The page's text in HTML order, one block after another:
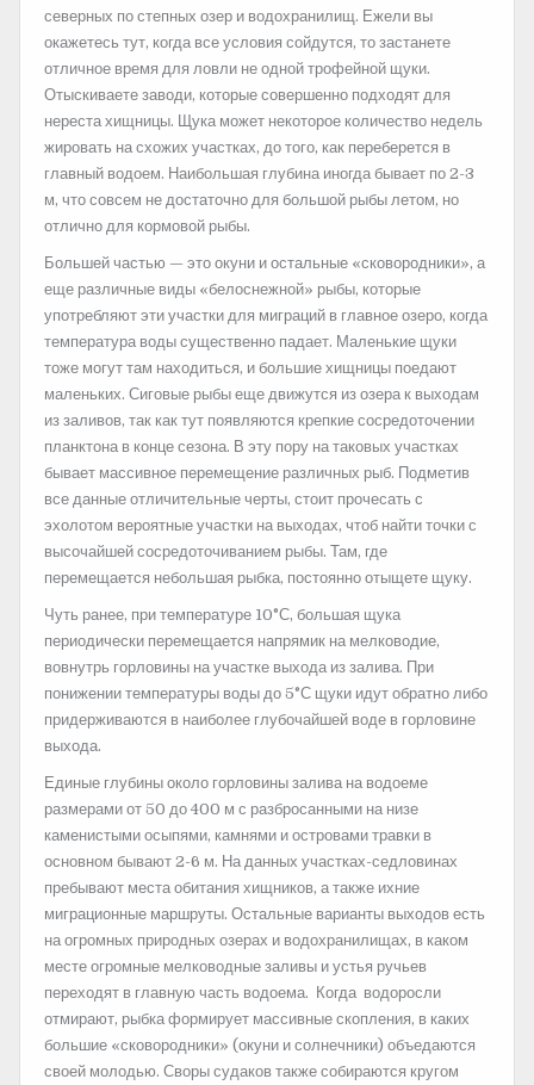
северных по степных озер и водохранилищ. Ежели вы
окажетесь тут, когда все условия сойдутся, то застанете
отличное время для ловли не одной трофейной щуки.
Отыскиваете заводи, которые совершенно подходят для
нереста хищницы. Щука может некоторое количество недель
жировать на схожих участках, до того, как переберется в
главный водоем. Наибольшая глубина иногда бывает по 2-3
м, что совсем не достаточно для большой рыбы летом, но
отлично для кормовой рыбы.
Большей частью — это окуни и остальные «сковородники», а
еще различные виды «белоснежной» рыбы, которые
употребляют эти участки для миграций в главное озеро, когда
температура воды существенно падает. Маленькие щуки
тоже могут там находиться, и большие хищницы поедают
маленьких. Сиговые рыбы еще движутся из озера к выходам
из заливов, так как тут появляются крепкие сосредоточении
планктона в конце сезона. В эту пору на таковых участках
бывает массивное перемещение различных рыб. Подметив
все данные отличительные черты, стоит прочесать с
эхолотом вероятные участки на выходах, чтоб найти точки с
высочайшей сосредоточиванием рыбы. Там, где
перемещается небольшая рыбка, постоянно отыщете щуку.
Чуть ранее, при температуре 10°С, большая щука
периодически перемещается напрямик на мелководие,
вовнутрь горловины на участке выхода из залива. При
понижении температуры воды до 5°С щуки идут обратно либо
придерживаются в наиболее глубочайшей воде в горловине
выхода.
Единые глубины около горловины залива на водоеме
размерами от 50 до 400 м с разбросанными на низе
каменистыми осыпями, камнями и островами травки в
основном бывают 2-6 м. На данных участках-седловинах
пребывают места обитания хищников, а также ихние
миграционные маршруты. Остальные варианты выходов есть
на огромных природных озерах и водохранилищах, в каком
месте огромные мелководные заливы и устья ручьев
переходят в главную часть водоема. Когда водоросли
отмирают, рыбка формирует массивные скопления, в каких
большие «сковородники» (окуни и солнечники) объедаются
своей молодью. Своры судаков также собираются кругом